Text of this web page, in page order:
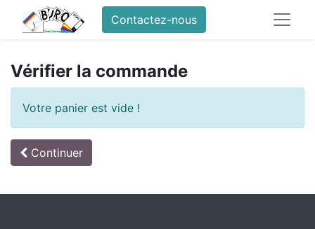
Contactez-nous
Vérifier la commande
Votre panier est vide !
Continuer